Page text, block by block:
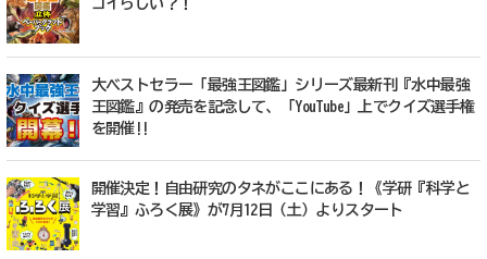
ゴイらしい？！
大ベストセラー「最強王図鑑」シリーズ最新刊『水中最強
王図鑑』の発売を記念して、「YouTube」上でクイズ選手権
を開催!!
開催決定！自由研究のタネがここにある！《学研『科学と
学習』ふろく展》が7月12日（土）よりスタート